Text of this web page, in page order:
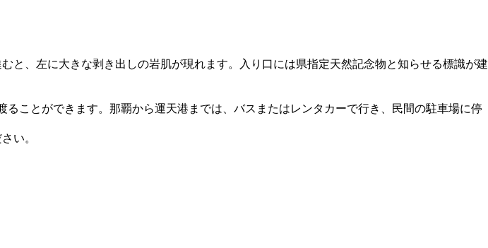
、左に大きな剥き出しの岩肌が現れます。入り口には県指定天然記念物と知らせる標識が建
ことができます。那覇から運天港までは、バスまたはレンタカーで行き、民間の駐車場に停
い。